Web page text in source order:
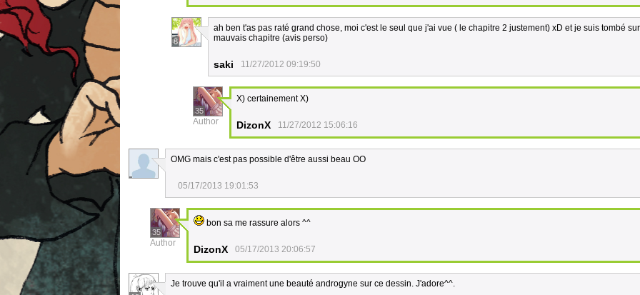
8
ah ben t'as pas raté grand chose, moi c'est le seul que j'ai vue ( le chapitre 2 justement) xD et je suis tombé
mauvais chapitre (avis perso)
saki 11/27/2012 09:19:50
35
Author
X) certainement X)
DizonX 11/27/2012 15:06:16
OMG mais c'est pas possible d'être aussi beau OO
05/17/2013 19:01:53
35
Author
bon sa me rassure alors ^^
DizonX 05/17/2013 20:06:57
Je trouve qu'il a vraiment une beauté androgyne sur ce dessin. J'adore^^.